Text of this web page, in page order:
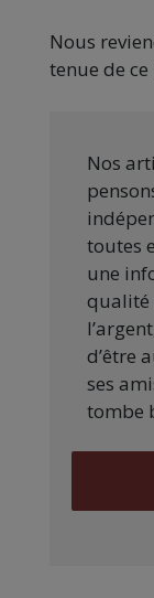
Nous
tenue de ce
Nos
toutes
une
qualité
d’être
ses
tombe